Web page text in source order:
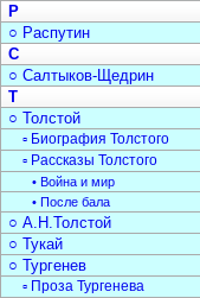
Р
○ Распутин
С
○ Салтыков-Щедрин
Т
○ Толстой
▫ Биография Толстого
▫ Рассказы Толстого
• Война и мир
• После бала
○ А.Н.Толстой
○ Тукай
○ Тургенев
▫ Проза Тургенева